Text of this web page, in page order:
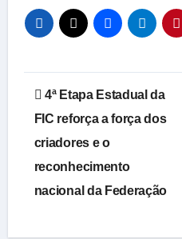
Navegação
de
Post
4ª Etapa Estadual da
FIC reforça a força dos
criadores e o
reconhecimento
nacional da Federação